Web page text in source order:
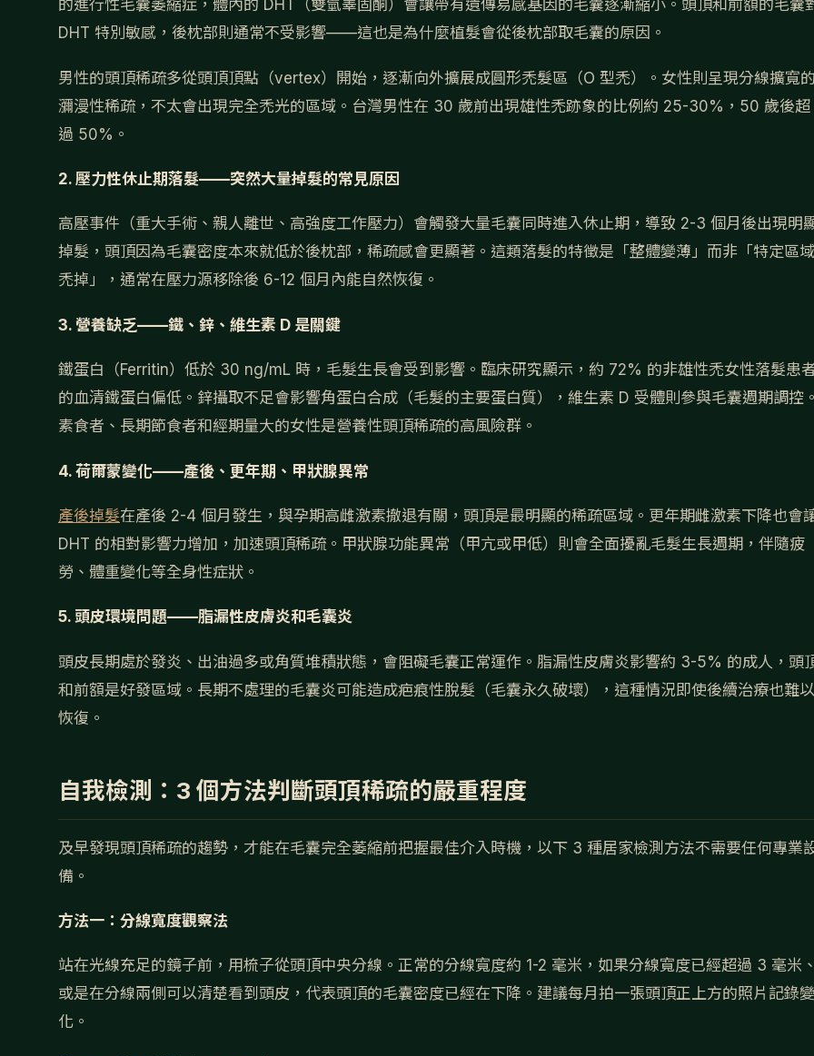
的進行性毛囊萎縮症，體內的 DHT（雙氫睪固酮）會讓帶有遺傳易感基因的毛囊逐漸縮小。頭頂和前額的毛囊
DHT 特別敏感，後枕部則通常不受影響——這也是為什麼植髮會從後枕部取毛囊的原因。
男性的頭頂稀疏多從頭頂頂點（vertex）開始，逐漸向外擴展成圓形禿髮區（O 型禿）。女性則呈現分線擴寬的
瀰漫性稀疏，不太會出現完全禿光的區域。台灣男性在 30 歲前出現雄性禿跡象的比例約 25-30%，50 歲後超
過 50%。
2. 壓力性休止期落髮——突然大量掉髮的常見原因
高壓事件（重大手術、親人離世、高強度工作壓力）會觸發大量毛囊同時進入休止期，導致 2-3 個月後出現明
掉髮，頭頂因為毛囊密度本來就低於後枕部，稀疏感會更顯著。這類落髮的特徵是「整體變薄」而非「特定區域
禿掉」，通常在壓力源移除後 6-12 個月內能自然恢復。
3. 營養缺乏——鐵、鋅、維生素 D 是關鍵
鐵蛋白（Ferritin）低於 30 ng/mL 時，毛髮生長會受到影響。臨床研究顯示，約 72% 的非雄性禿女性落髮患
的血清鐵蛋白偏低。鋅攝取不足會影響角蛋白合成（毛髮的主要蛋白質），維生素 D 受體則參與毛囊週期調控。
素食者、長期節食者和經期量大的女性是營養性頭頂稀疏的高風險群。
4. 荷爾蒙變化——產後、更年期、甲狀腺異常
產後掉髮在產後 2-4 個月發生，與孕期高雌激素撤退有關，頭頂是最明顯的稀疏區域。更年期雌激素下降也會
DHT 的相對影響力增加，加速頭頂稀疏。甲狀腺功能異常（甲亢或甲低）則會全面擾亂毛髮生長週期，伴隨疲
勞、體重變化等全身性症狀。
5. 頭皮環境問題——脂漏性皮膚炎和毛囊炎
頭皮長期處於發炎、出油過多或角質堆積狀態，會阻礙毛囊正常運作。脂漏性皮膚炎影響約 3-5% 的成人，頭
和前額是好發區域。長期不處理的毛囊炎可能造成疤痕性脫髮（毛囊永久破壞），這種情況即使後續治療也難以
恢復。
自我檢測：3 個方法判斷頭頂稀疏的嚴重程度
及早發現頭頂稀疏的趨勢，才能在毛囊完全萎縮前把握最佳介入時機，以下 3 種居家檢測方法不需要任何專業
備。
方法一：分線寬度觀察法
站在光線充足的鏡子前，用梳子從頭頂中央分線。正常的分線寬度約 1-2 毫米，如果分線寬度已經超過 3 毫米、
或是在分線兩側可以清楚看到頭皮，代表頭頂的毛囊密度已經在下降。建議每月拍一張頭頂正上方的照片記錄變
化。